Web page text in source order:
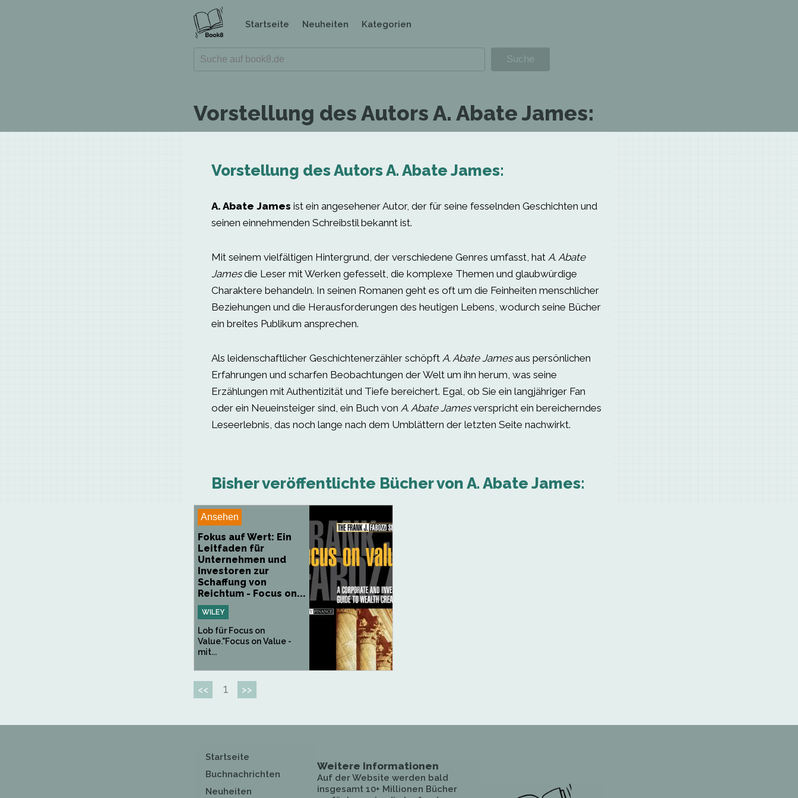
Startseite Neuheiten Kategorien
Vorstellung des Autors A. Abate James:
Vorstellung des Autors A. Abate James:
A. Abate James ist ein angesehener Autor, der für seine fesselnden Geschichten und
seinen einnehmenden Schreibstil bekannt ist.
Mit seinem vielfältigen Hintergrund, der verschiedene Genres umfasst, hat A. Abate
Jamesdie Leser mit Werken gefesselt, die komplexe Themen und glaubwürdige
Charaktere behandeln. In seinen Romanen geht es oft um die Feinheiten menschlicher
Beziehungen und die Herausforderungen des heutigen Lebens, wodurch seine Bücher
ein breites Publikum ansprechen.
Als leidenschaftlicher Geschichtenerzähler schöpft A. Abate Jamesaus persönlichen
Erfahrungen und scharfen Beobachtungen der Welt um ihn herum, was seine
Erzählungen mit Authentizität und Tiefe bereichert. Egal, ob Sie ein langjähriger Fan
oder ein Neueinsteiger sind, ein Buch von A. Abate Jamesverspricht ein bereicherndes
Leseerlebnis, das noch lange nach dem Umblättern der letzten Seite nachwirkt.
Bisher veröffentlichte Bücher von A. Abate James:
Ansehen
Fokus auf Wert: Ein
Leitfaden für
Unternehmen und
Investoren zur
Schaffung von
Reichtum - Focus on...
WILEY
Lob für Focus on
Value."Focus on Value -
mit...
<< 1 >>
Startseite
Buchnachrichten
Neuheiten
Weitere Informationen
Auf der Website werden bald
insgesamt 10+ Millionen Bücher